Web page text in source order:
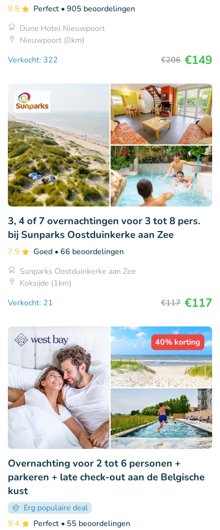
9.8
Perfect • 905 beoordelingen
Dune Hotel Nieuwpoort
Nieuwpoort (0km)
Verkocht: 322
€206 €149
3, 4 of 7 overnachtingen voor 3 tot 8 pers.
bij Sunparks Oostduinkerke aan Zee
7.9 Goed • 66 beoordelingen
Sunparks Oostduinkerke aan Zee
Koksijde (1km)
Verkocht: 21
€117 €117
40% korting
Overnachting voor 2 tot 6 personen +
parkeren + late check-out aan de Belgische
kust
Erg populaire deal
9.4
Perfect • 55 beoordelingen